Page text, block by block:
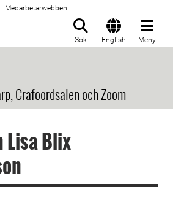
Medarbetarwebben
Sök English Meny
Crafoordsalen och Zoom
Blix